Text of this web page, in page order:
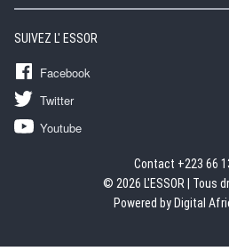
SUIVEZ L' ESSOR
Facebook
Twitter
Youtube
Contact +223 66
© 2026 L'ESSOR | Tous
Powered by Digital